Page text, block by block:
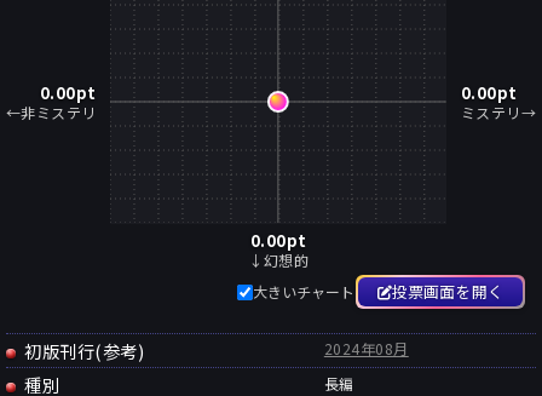
0.00pt
←非ミステリ
0.00pt
ミステリ→
0.00pt
↓幻想的
大きいチャート
投票画面を開く
初版刊行(参考) 2024年08月
種別 長編